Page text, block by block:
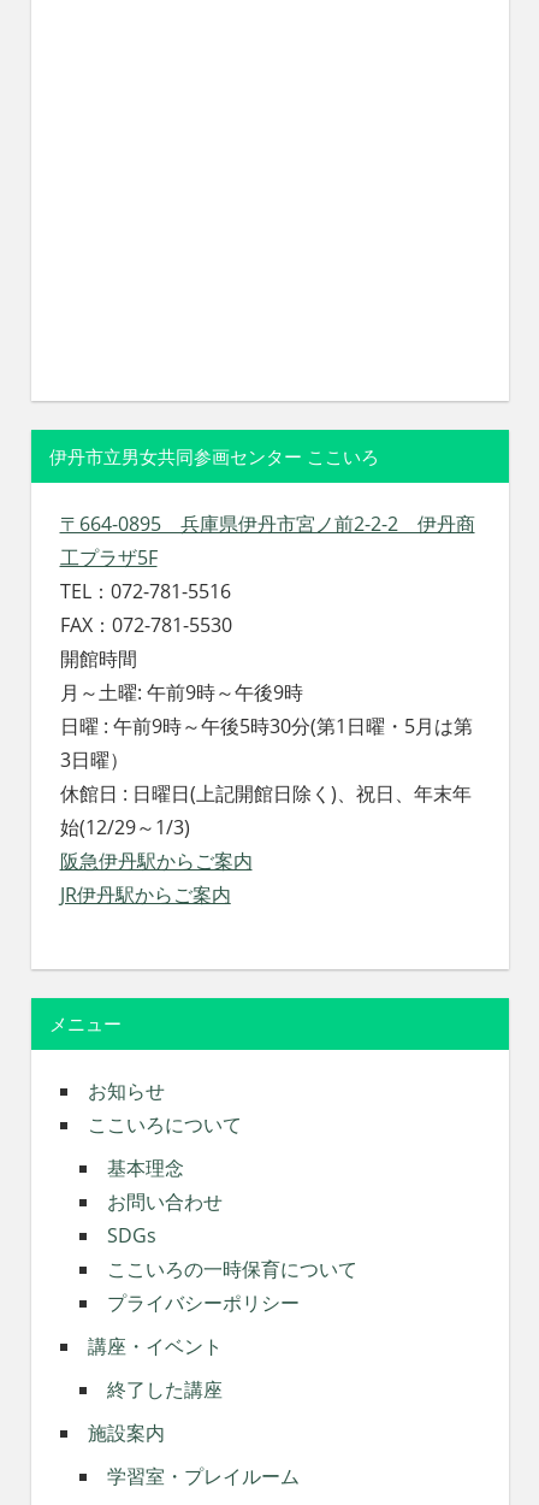
伊丹市立男女共同参画センター ここいろ
〒664-0895 兵庫県伊丹市宮ノ前2-2-2 伊丹商
工プラザ5F
TEL：072-781-5516
FAX：072-781-5530
開館時間
月～土曜: 午前9時～午後9時
日曜 : 午前9時～午後5時30分(第1日曜・5月は第
3日曜）
休館日 : 日曜日(上記開館日除く)、祝日、年末年
始(12/29～1/3)
阪急伊丹駅からご案内
JR伊丹駅からご案内
メニュー
お知らせ
ここいろについて
基本理念
お問い合わせ
SDGs
ここいろの一時保育について
プライバシーポリシー
講座・イベント
終了した講座
施設案内
学習室・プレイルーム